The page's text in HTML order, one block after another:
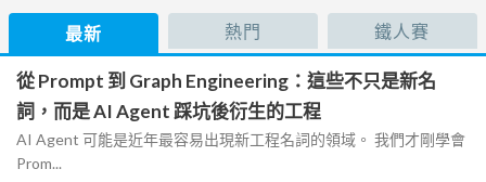
最新 熱門 鐵人賽
從 Prompt 到 Graph Engineering：這些不只是新名
詞，而是 AI Agent 踩坑後衍生的工程
AI Agent 可能是近年最容易出現新工程名詞的領域。 我們才剛學會
Prom...